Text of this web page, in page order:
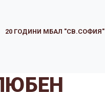
20 ГОДИНИ МБАЛ "СВ.СОФИЯ"